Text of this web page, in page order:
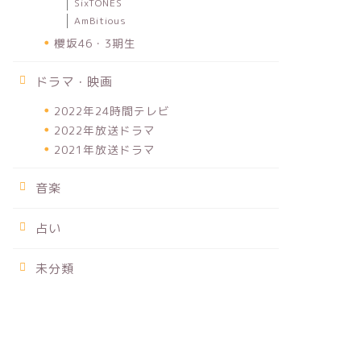
AmBitious
櫻坂46・3期生
ドラマ・映画
2022年24時間テレビ
2022年放送ドラマ
2021年放送ドラマ
音楽
占い
未分類